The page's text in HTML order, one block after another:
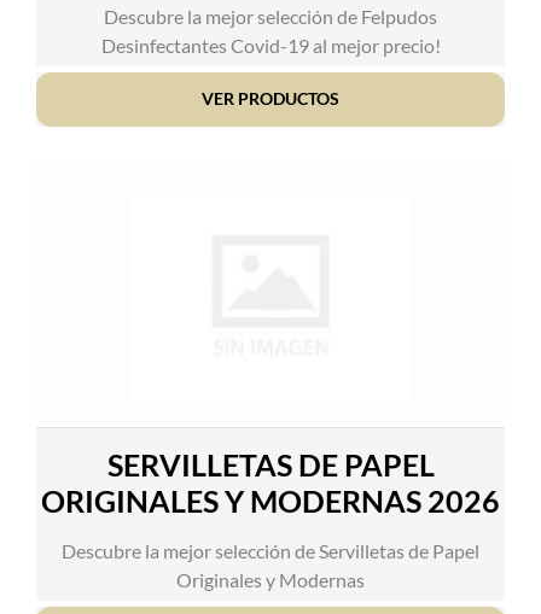
Descubre la mejor selección de Felpudos
Desinfectantes Covid-19 al mejor precio!
VER PRODUCTOS
SERVILLETAS DE PAPEL
ORIGINALES Y MODERNAS 2026
Descubre la mejor selección de Servilletas de Papel
Originales y Modernas